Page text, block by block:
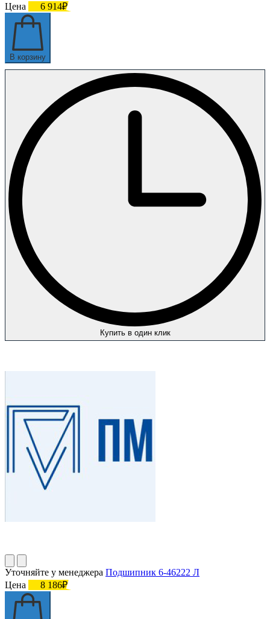
Цена
6 914₽
В корзину
Купить в один клик
Уточняйте у менеджера Подшипник 6-46222 Л
Цена
8 186₽